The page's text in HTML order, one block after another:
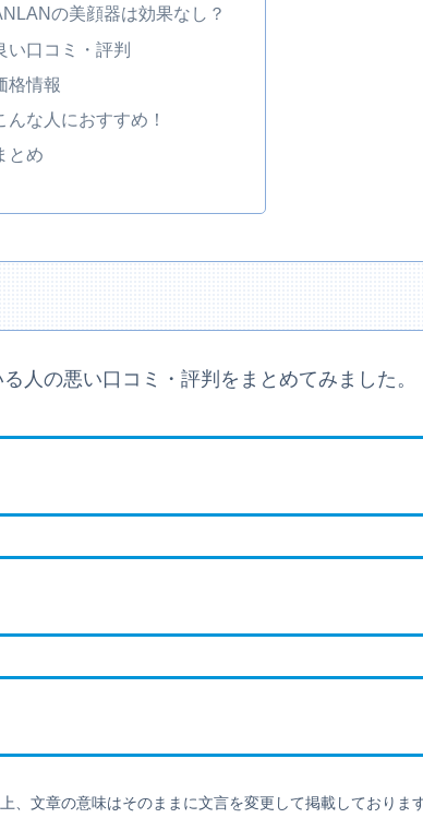
の美顔器は効果なし？
い口コミ・評判
格情報
んな人におすすめ！
とめ
人の悪い口コミ・評判をまとめてみました。
、文章の意味はそのままに文言を変更して掲載しております